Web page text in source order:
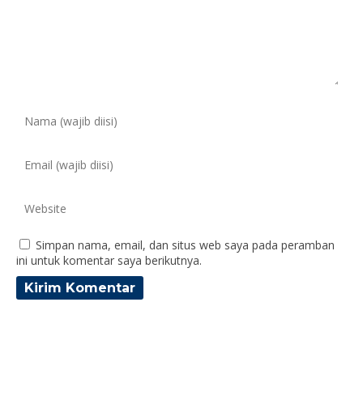
Simpan nama, email, dan situs web saya pada peramban
ini untuk komentar saya berikutnya.